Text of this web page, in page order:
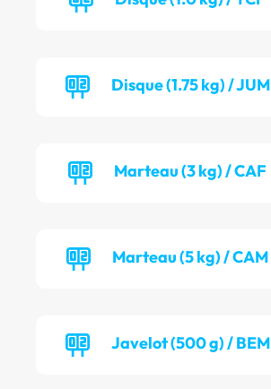
Disque (1.75 kg) / JUM
Marteau (3 kg) / CAF
Marteau (5 kg) / CAM
Javelot (500 g) / BEM